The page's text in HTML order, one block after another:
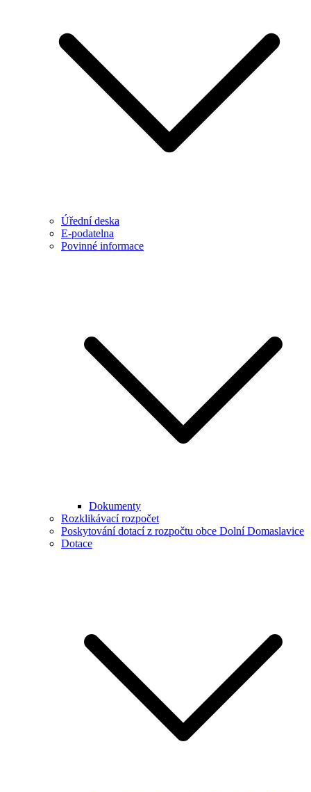
Úřední deska
E-podatelna
Povinné informace
Dokumenty
Rozklikávací rozpočet
Poskytování dotací z rozpočtu obce Dolní Domaslavice
Dotace